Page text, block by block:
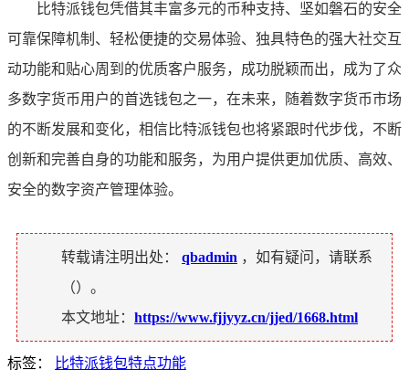
比特派钱包凭借其丰富多元的币种支持、坚如磐石的安全
可靠保障机制、轻松便捷的交易体验、独具特色的强大社交互
动功能和贴心周到的优质客户服务，成功脱颖而出，成为了众
多数字货币用户的首选钱包之一，在未来，随着数字货币市场
的不断发展和变化，相信比特派钱包也将紧跟时代步伐，不断
创新和完善自身的功能和服务，为用户提供更加优质、高效、
安全的数字资产管理体验。
转载请注明出处： qbadmin ，如有疑问，请联系
（）。
本文地址： https://www.fjjyyz.cn/jjed/1668.html
标签： 比特派钱包特点功能